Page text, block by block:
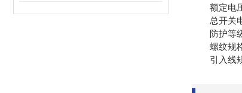
额定电压
总开关电
防护等级
螺纹规格
引入线规